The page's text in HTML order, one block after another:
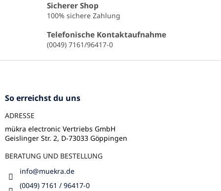
e
l
e
m
e
n
i
s
t
Sicherer Shop
100% sichere Zahlung
Telefonische Kontaktaufnahme
(0049) 7161/96417-0
F
So erreichst du uns
ADRESSE
mükra electronic Vertriebs GmbH
Geislinger Str. 2, D-73033 Göppingen
BERATUNG UND BESTELLUNG
info@muekra.de
(0049) 7161 / 96417-0